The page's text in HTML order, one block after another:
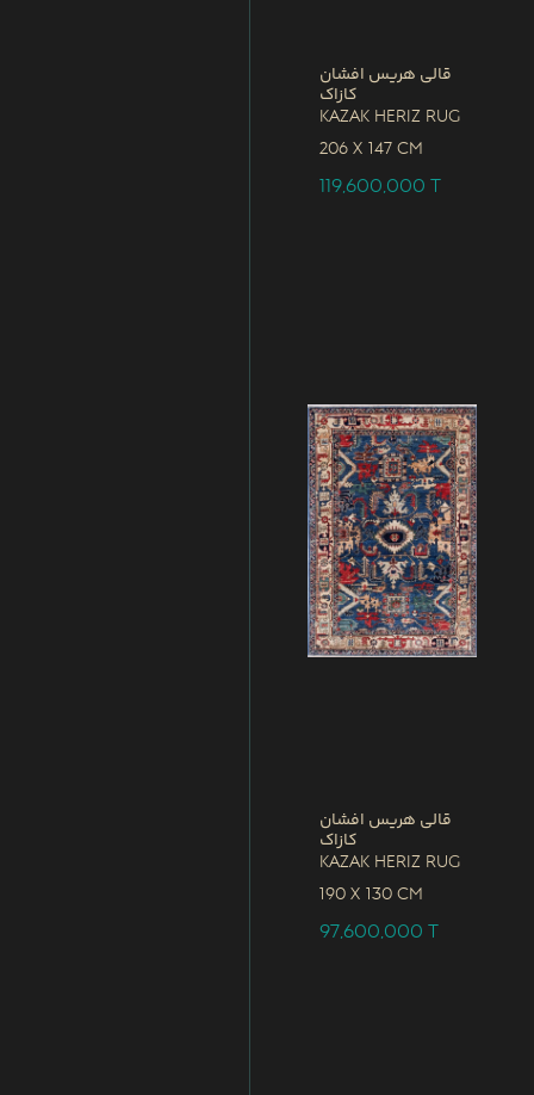
قالی هریس افشان
کازاک
Kazak Heriz Rug
206 x 147 CM
119,600,000T
قالی هریس افشان
کازاک
Kazak Heriz Rug
190 x 130 CM
97,600,000T